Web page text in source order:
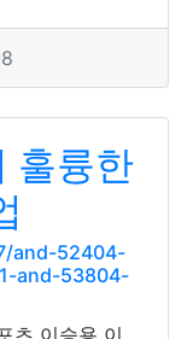
훌륭한
and-52404-
and-53804-
츠 이승용 이